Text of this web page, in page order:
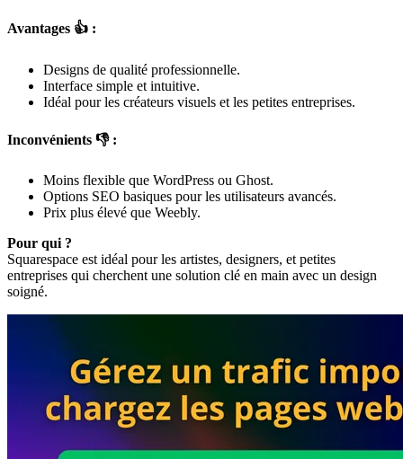
Avantages 👍 :
Designs de qualité professionnelle.
Interface simple et intuitive.
Idéal pour les créateurs visuels et les petites entreprises.
Inconvénients 👎 :
Moins flexible que WordPress ou Ghost.
Options SEO basiques pour les utilisateurs avancés.
Prix plus élevé que Weebly.
Pour qui ?
Squarespace est idéal pour les artistes, designers, et petites
entreprises qui cherchent une solution clé en main avec un design
soigné.